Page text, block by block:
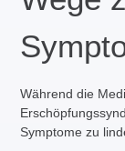
Während die
Symptome zu